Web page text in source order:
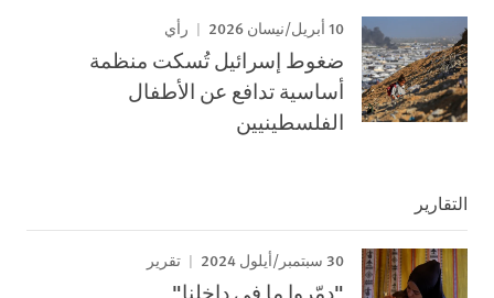
10 أبريل/نيسان 2026 رأي
ضغوط إسرائيل تُسكت منظمة
أساسية تدافع عن الأطفال
الفلسطينيين
التقارير
30 سبتمبر/أيلول 2024 تقرير
"دمّروا ما في داخلنا"